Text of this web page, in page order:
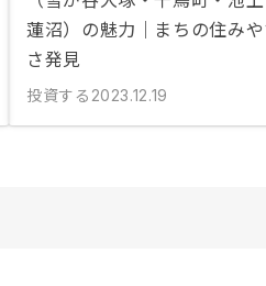
蓮沼）の魅力｜まちの住み
さ発見
投資する 2023.12.19